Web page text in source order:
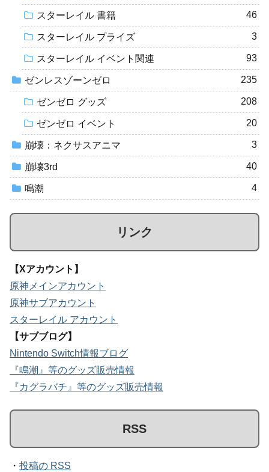
スターレイル 書籍 46
スターレイル プライズ 3
スターレイル イベント関連 93
ゼンレスゾーンゼロ 235
ゼンゼロ グッズ 208
ゼンゼロ イベント 20
崩壊：ネクサスアニマ 3
崩壊3rd 40
鳴潮 4
リンク
【Xアカウント】
原神メインアカウント
原神サブアカウント
スターレイル アカウント
【サブブログ】
Nintendo Switch情報ブログ
『鳴潮』等のグッズ販売情報
『カグラバチ』等のグッズ販売情報
RSS
・ 投稿の RSS